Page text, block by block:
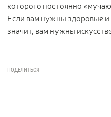
которого постоянно
Если вам нужны здоровые
значит, вам нужны